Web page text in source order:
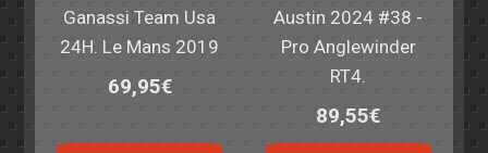
Ganassi Team Usa
24H. Le Mans 2019
69,95€
Austin 2024 #38 -
Pro Anglewinder
RT4.
89,55€